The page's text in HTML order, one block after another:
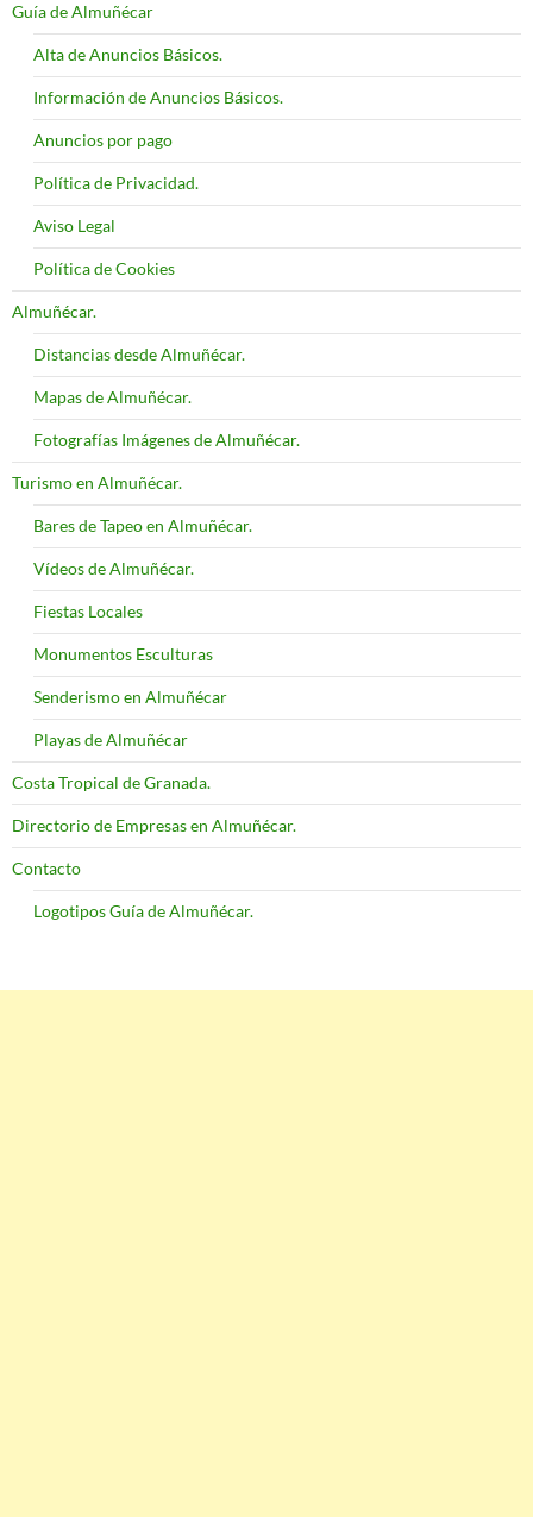
Guía de Almuñécar
Alta de Anuncios Básicos.
Información de Anuncios Básicos.
Anuncios por pago
Política de Privacidad.
Aviso Legal
Política de Cookies
Almuñécar.
Distancias desde Almuñécar.
Mapas de Almuñécar.
Fotografías Imágenes de Almuñécar.
Turismo en Almuñécar.
Bares de Tapeo en Almuñécar.
Vídeos de Almuñécar.
Fiestas Locales
Monumentos Esculturas
Senderismo en Almuñécar
Playas de Almuñécar
Costa Tropical de Granada.
Directorio de Empresas en Almuñécar.
Contacto
Logotipos Guía de Almuñécar.